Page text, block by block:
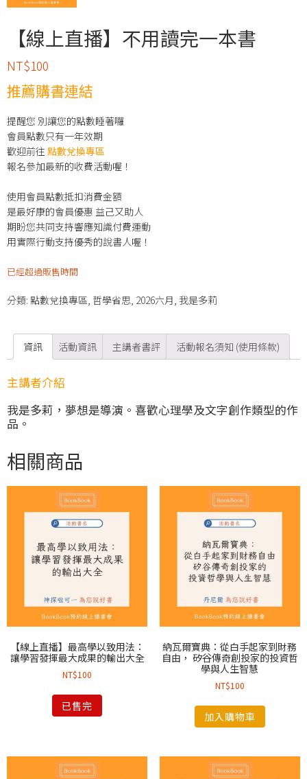
【線上直播】不用讀完一本書
NT$100
推薦購書連結
提醒您 別讓您的點數睡著囉
會員點數只有一年效期
歡迎前往 點數兌換專區
報名參加最新的收費活動喔！
使用會員點數抵扣消費金額
是最好康的會員優惠 益己又助人
期盼您共同支持響應知識付費運動
用實際行動支持優秀的說書人喔！
已經超過販售時間
分類: 點數兌換專區, 哲學省思, 2026六月, 我是多莉
資訊 活動資訊 主講者書評 活動報名須知 (使用條款)
主講者介紹
我是多莉，夢想是導演。喜歡心理學及文字創作類型的作
品。
相關商品
【線上直播】最高學以致用法：
讓學習發揮最大成果的輸出大全
NT$100
已售完
納瓦爾寶典：從白手起家到財務
自由， 矽谷傳奇創投家的投資哲
學與人生智慧
NT$100
加入購物車